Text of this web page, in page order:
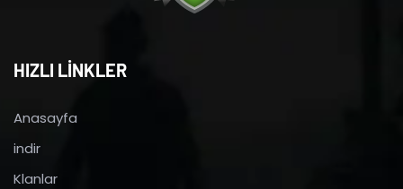
HIZLI LİNKLER
Anasayfa
indir
Klanlar